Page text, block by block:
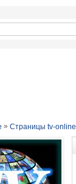
» Страницы tv-online